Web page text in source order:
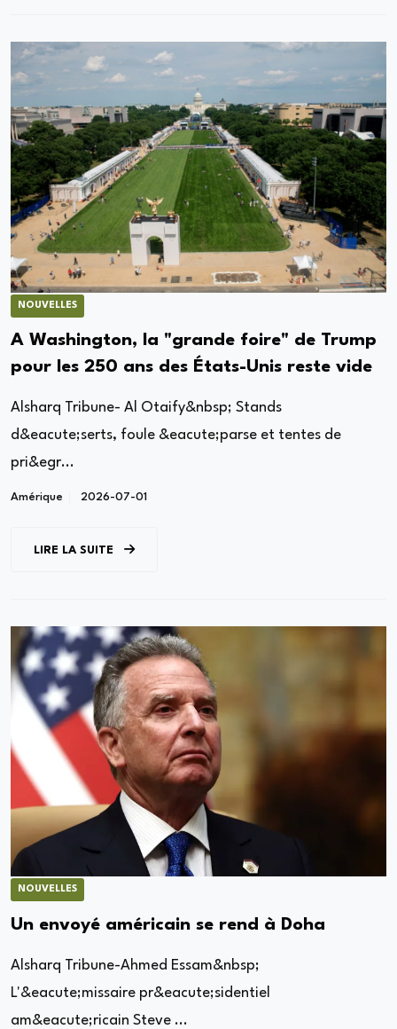
NOUVELLES
A Washington, la "grande foire" de Trump
pour les 250 ans des États-Unis reste vide
Alsharq Tribune- Al Otaify&nbsp; Stands
d&eacute;serts, foule &eacute;parse et tentes de
pri&egr...
Amérique 2026-07-01
LIRE LA SUITE
NOUVELLES
Un envoyé américain se rend à Doha
Alsharq Tribune-Ahmed Essam&nbsp;
L'&eacute;missaire pr&eacute;sidentiel
am&eacute;ricain Steve ...